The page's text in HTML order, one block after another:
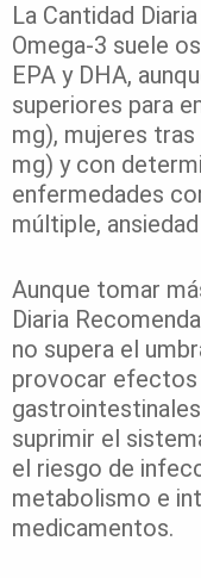
La Cantidad
Omega-3 suele
EPA y DHA,
superiores para
mg), mujeres
mg) y con
enfermedades
múltiple,
Aunque tomar
Diaria
no supera el
provocar efectos
suprimir el
el riesgo de
metabolismo e
medicamentos.